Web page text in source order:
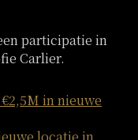
participatie in
Carlier.
in nieuwe
locatie in